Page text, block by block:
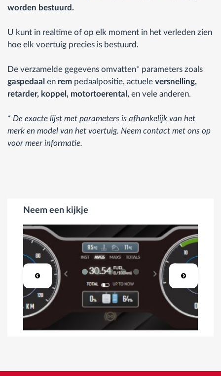
worden bestuurd.
U kunt in realtime of op elk moment in het verleden zien
hoe elk voertuig precies is bestuurd.
De verzamelde gegevens omvatten* parameters zoals
gaspedaal en rem pedaalpositie, actuele versnelling,
retarder, koppel, motortoerental, en vele anderen.
* De exacte lijst met parameters is afhankelijk van het
merk en model van het voertuig. Neem contact met ons op
voor meer informatie.
Neem een kijkje